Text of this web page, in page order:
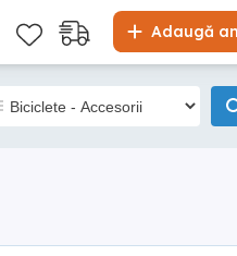
Adaugă